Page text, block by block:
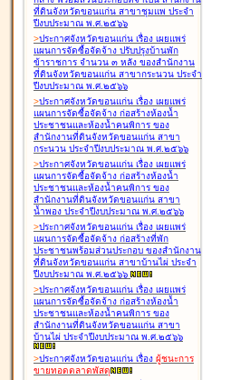
ที่ดินจังหวัดขอนแก่น สาขาชุมแพ ประจำ
ปีงบประมาณ พ.ศ.๒๕๖๖
>ประกาศจังหวัดขอนแก่น เรื่อง เผยแพร่
แผนการจัดซื้อจัดจ้าง ปรับปรุงบ้านพัก
ข้าราชการ จำนวน ๓ หลัง ของสำนักงาน
ที่ดินจังหวัดขอนแก่น สาขากระนวน ประจำ
ปีงบประมาณ พ.ศ.๒๕๖๖
>ประกาศจังหวัดขอนแก่น เรื่อง เผยแพร่
แผนการจัดซื้อจัดจ้าง ก่อสร้างห้องน้ำ
ประชาชนและห้องน้ำคนพิการ ของ
สำนักงานที่ดินจังหวัดขอนแก่น สาขา
กระนวน ประจำปีงบประมาณ พ.ศ.๒๕๖๖
>ประกาศจังหวัดขอนแก่น เรื่อง เผยแพร่
แผนการจัดซื้อจัดจ้าง ก่อสร้างห้องน้ำ
ประชาชนและห้องน้ำคนพิการ ของ
สำนักงานที่ดินจังหวัดขอนแก่น สาขา
น้ำพอง ประจำปีงบประมาณ พ.ศ.๒๕๖๖
>ประกาศจังหวัดขอนแก่น เรื่อง เผยแพร่
แผนการจัดซื้อจัดจ้าง ก่อสร้างที่พัก
ประชาชนพร้อมส่วนประกอบ ของสำนักงาน
ที่ดินจังหวัดขอนแก่น สาขาบ้านไผ่ ประจำ
ปีงบประมาณ พ.ศ.๒๕๖๖
>ประกาศจังหวัดขอนแก่น เรื่อง เผยแพร่
แผนการจัดซื้อจัดจ้าง ก่อสร้างห้องน้ำ
ประชาชนและห้องน้ำคนพิการ ของ
สำนักงานที่ดินจังหวัดขอนแก่น สาขา
บ้านไผ่ ประจำปีงบประมาณ พ.ศ.๒๕๖๖
>ประกาศจังหวัดขอนแก่น เรื่อง ผู้ชนะการ
ขายทอดตลาดพัสดุ